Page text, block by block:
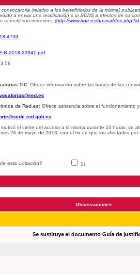
(relativo a los beneficiarios de la misma)
a enviar una rectificación a la BDNS a efectos de su
el perfil son correctos. (http://www.boe.es/buscar/
4730
B-2018-23941.pdf
TIC: Ofrece información sobre las bases de las
de Red.es: Ofrece asistencia sobre el funcionamiento
el cierre del acceso a la misma durante 16 horas, se
28 de mayo de 2018, con el fin de que los afectados
esta Licitación? Si
Observaciones
Se sustituye el documento Guía de